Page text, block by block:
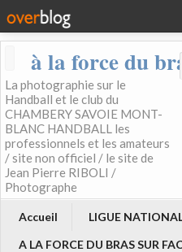
à la force du
La photographie sur le
Handball et le club du
CHAMBERY SAVOIE MONT-
BLANC HANDBALL les
professionnels et les amateurs
/ site non officiel / le site de
Jean Pierre RIBOLI /
Photographe
Accueil
LIGUE
A LA FORCE DU BRAS SUR